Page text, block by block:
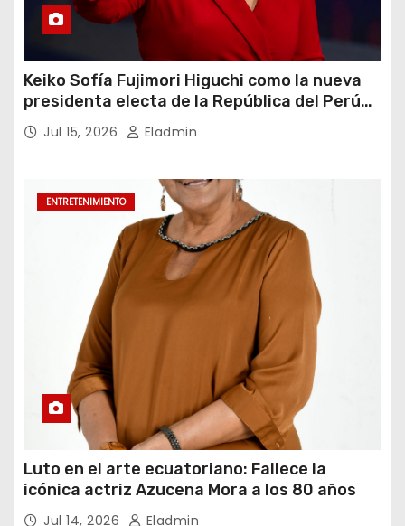
Keiko Sofía Fujimori Higuchi como la nueva
presidenta electa de la República del Perú
para el periodo constitucional 2026-2031
Jul 15, 2026 Eladmin
ENTRETENIMIENTO
Luto en el arte ecuatoriano: Fallece la
icónica actriz Azucena Mora a los 80 años
Jul 14, 2026 Eladmin